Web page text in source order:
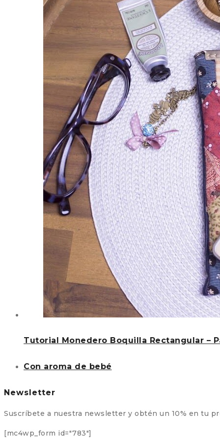
Tutorial Monedero Boquilla Rectangular –
Con aroma de bebé
Newsletter
Suscríbete a nuestra newsletter y obtén un 10% en tu
[mc4wp_form id="783"]